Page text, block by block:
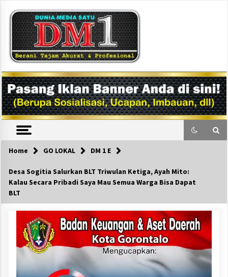
content
DM1
Home GO LOKAL DM 1 E
Desa Sogitia Salurkan BLT Triwulan Ketiga, Ayah Mito:
Kalau Secara Pribadi Saya Mau Semua Warga Bisa Dapat
BLT